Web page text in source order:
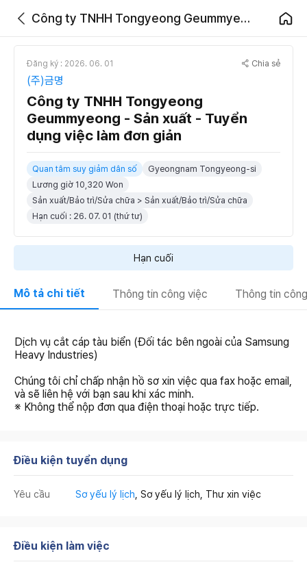
Công ty TNHH Tongyeong Geummyeong - Sản xuất - Tuyển dụng việc làm đơn giản
Đăng ký : 2026. 06. 01 Chia sẻ
(주)금명
Công ty TNHH Tongyeong
Geummyeong - Sản xuất - Tuyển
dụng việc làm đơn giản
Quan tâm suy giảm dân số
Gyeongnam Tongyeong-si
Lương giờ 10,320 Won
Sản xuất/Bảo trì/Sửa chữa > Sản xuất/Bảo trì/Sửa chữa
Hạn cuối : 26. 07. 01 (thứ tư)
Hạn cuối
Mô tả chi tiết Thông tin công việc Thông tin
Dịch vụ cắt cáp tàu biển (Đối tác bên ngoài của Samsung
Heavy Industries)
Chúng tôi chỉ chấp nhận hồ sơ xin việc qua fax hoặc email,
và sẽ liên hệ với bạn sau khi xác minh.
※ Không thể nộp đơn qua điện thoại hoặc trực tiếp.
Điều kiện tuyển dụng
Yêu cầu Sơ yếu lý lịch , Sơ yếu lý lịch, Thư xin việc
Điều kiện làm việc